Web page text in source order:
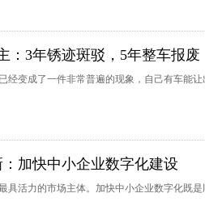
：3年锈迹斑驳，5年整车报废
经变成了一件非常普遍的现象，自己有车能
加快中小企业数字化建设
具活力的市场主体。加快中小企业数字化既